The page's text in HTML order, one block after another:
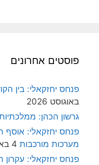
פוסטים אחרונים
פנחס יחזקאלי: בין
באוגוסט 2026
גרשון הכהן:
פנחס יחזקאלי: אוסף
מערכות מורכבות 4 באוגוסט 2026
פנחס יחזקאלי: עקרון